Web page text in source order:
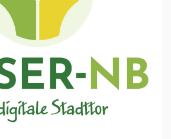
Ansehen …